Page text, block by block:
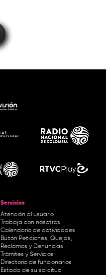
Servicios
Atención al usuario
Trabaja con nosotros
Calendario de actividades
Buzón Peticiones, Quejas,
Reclamos y Denuncias
Trámites y Servicios
Directorio de funcionarios
Estado de su solicitud